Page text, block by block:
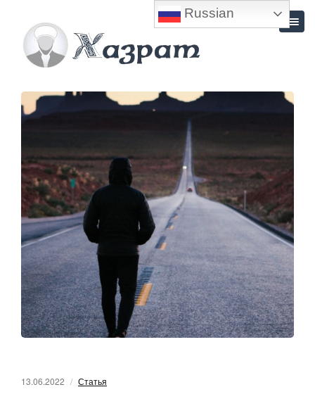
13.06.2022 Статья
Russian